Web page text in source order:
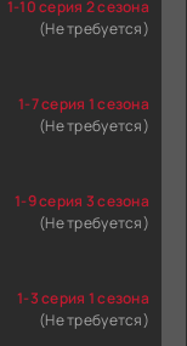
1-10 серия 2 сезона
(Не требуется)
1-7 серия 1 сезона
(Не требуется)
1-9 серия 3 сезона
(Не требуется)
1-3 серия 1 сезона
(Не требуется)